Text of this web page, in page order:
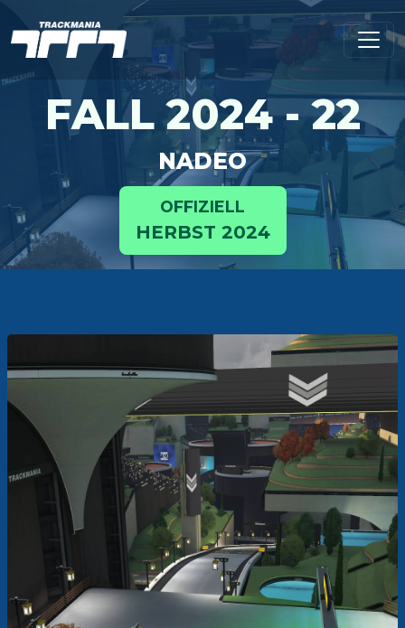
FALL 2024 - 22
NADEO
OFFIZIELL
HERBST 2024